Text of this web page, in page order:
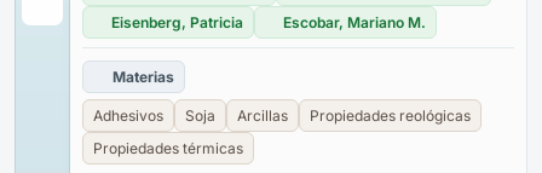
Eisenberg, Patricia
Escobar, Mariano M.
Materias
Adhesivos Soja Arcillas
Propiedades reológicas
Propiedades térmicas